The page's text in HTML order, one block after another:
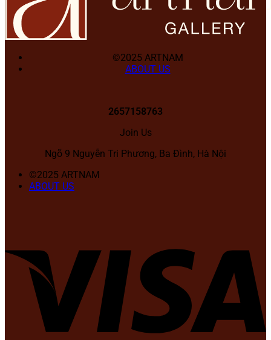
©2025 ARTNAM
ABOUT US
2657158763
Join Us
Ngõ 9 Nguyễn Tri Phương, Ba Đình, Hà Nội
©2025 ARTNAM
ABOUT US